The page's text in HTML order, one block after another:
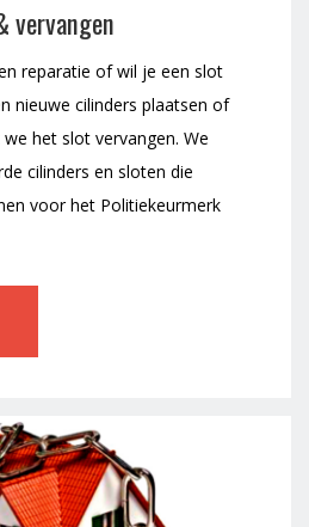
vervangen
reparatie of wil je een slot
nieuwe cilinders plaatsen of
het slot vervangen. We
cilinders en sloten die
voor het Politiekeurmerk